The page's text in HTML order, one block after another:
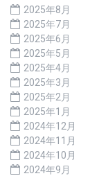
2025年8月
2025年7月
2025年6月
2025年5月
2025年4月
2025年3月
2025年2月
2025年1月
2024年12月
2024年11月
2024年10月
2024年9月